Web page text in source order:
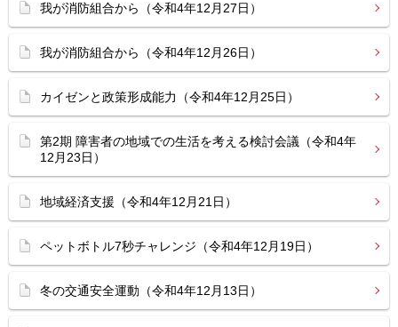
我が消防組合から（令和4年12月27日）
我が消防組合から（令和4年12月26日）
カイゼンと政策形成能力（令和4年12月25日）
第2期 障害者の地域での生活を考える検討会議（令和4年
12月23日）
地域経済支援（令和4年12月21日）
ペットボトル7秒チャレンジ（令和4年12月19日）
冬の交通安全運動（令和4年12月13日）